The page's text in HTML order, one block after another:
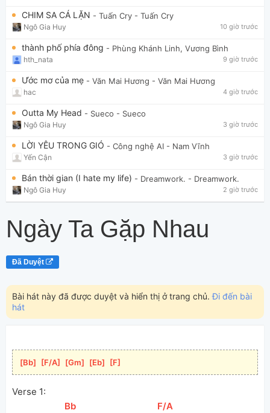
CHIM SA CÁ LẶN - Tuấn Cry - Tuấn Cry
Ngô Gia Huy 10 giờ trước
thành phố phía đông - Phùng Khánh Linh, Vương Bình
hth_nata 9 giờ trước
Ước mơ của mẹ - Văn Mai Hương - Văn Mai Hương
hac 4 giờ trước
Outta My Head - Sueco - Sueco
Ngô Gia Huy 3 giờ trước
LỜI YÊU TRONG GIÓ - Công nghệ AI - Nam Vĩnh
Yến Cận 3 giờ trước
Bán thời gian (I hate my life) - Dreamwork. - Dreamwork.
Ngô Gia Huy 2 giờ trước
Ngày Ta Gặp Nhau
Đã Duyệt
Bài hát này đã được duyệt và hiển thị ở trang chủ.Đi đến bài
hát
[Bb [F/A [Gm [Eb [F
Verse 1:
[Bb [F/A